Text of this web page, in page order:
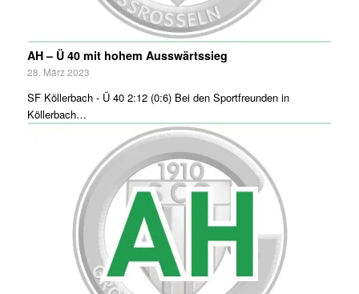
AH – Ü 40 mit hohem Ausswärtssieg
28. März 2023
SF Köllerbach - Ü 40 2:12 (0:6) Bei den Sportfreunden in
Köllerbach…